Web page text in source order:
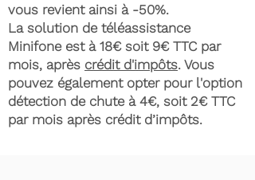
vous revient ainsi à -50%.
La solution de téléassistance
Minifone est à 18€ soit 9€ TTC par
mois, après crédit d'impôts. Vous
pouvez également opter pour l'option
détection de chute à 4€, soit 2€ TTC
par mois après crédit d’impôts.